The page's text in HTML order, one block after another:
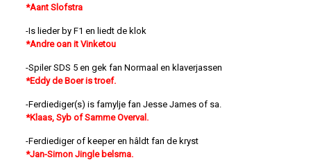
*Aant Slofstra
-Is lieder by F1 en liedt de klok
*Andre oan it Vinketou
-Spiler SDS 5 en gek fan Normaal en klaverjassen
*Eddy de Boer is troef.
-Ferdiediger(s) is famylje fan Jesse James of sa.
*Klaas, Syb of Samme Overval.
-Ferdiediger of keeper en hâldt fan de kryst
*Jan-Simon Jingle belsma.